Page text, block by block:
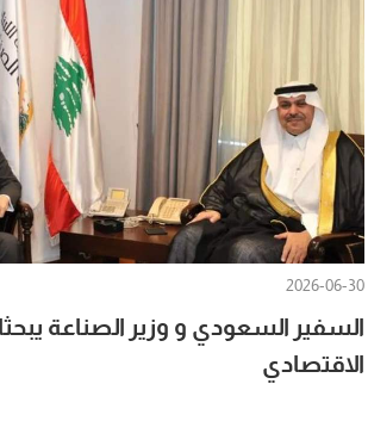
2026-06-30
السفير السعودي و وزير الصناعة
الاقتصادي